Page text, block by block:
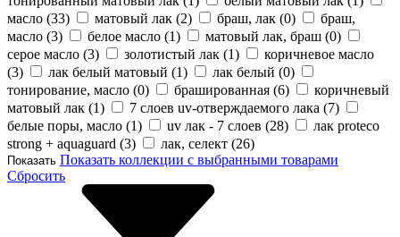
масло (33) матовый лак (2) браш, лак (0)
браш,
масло (3) белое масло (1) матовый лак, браш (0)
серое масло (3) золотистый лак (1)
коричневое масло
(3) лак белый матовый (1) лак белый (0)
тонирование, масло (0) брашированная (6)
коричневый
матовый лак (1) 7 слоев uv-отверждаемого лака (7)
белые поры, масло (1) uv лак - 7 слоев (28)
лак proteco
strong + aquaguard (3) лак, селект (26)
Показать Показать коллекции с выбранными товарами
Сбросить